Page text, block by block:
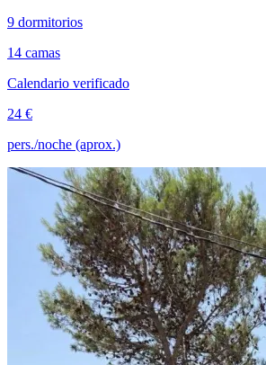
9 dormitorios
14 camas
Calendario verificado
24 €
pers./noche (aprox.)